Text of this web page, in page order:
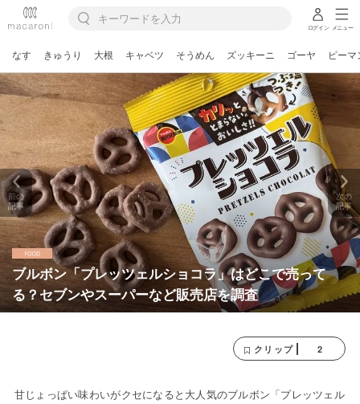
ログイン メニュー
なす きゅうり 大根 キャベツ そうめん ズッキーニ ゴーヤ ピーマ
ブルボン「プレッツェルショコラ」はどこで売って
る？セブンやスーパーなど販売店を調査
前の
記事
次の
記事
クリップ 2
甘じょっぱい味わいがクセになると大人気のブルボン「プレッツェル